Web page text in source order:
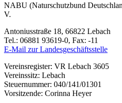
NABU (Naturschutzbund
V.
Antoniusstraße 18, 66822 Lebach
Tel.: 06881 93619-0, Fax: -11
E-Mail zur Landesgeschäftsstelle
Vereinsregister: VR Lebach 3605
Vereinssitz: Lebach
Steuernummer: 040/141/01301
Vorsitzende: Corinna Heyer